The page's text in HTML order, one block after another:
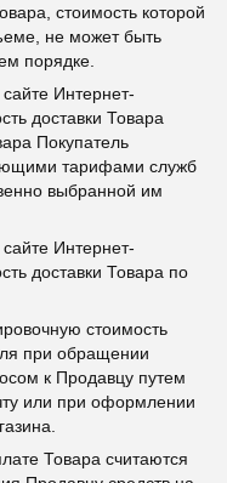
стоимость которой
не может быть
порядке.
Интернет-
доставки Товара
Покупатель
тарифами служб
выбранной им
Интернет-
доставки Товара по
стоимость
при обращении
к Продавцу путем
или при оформлении
Товара считаются